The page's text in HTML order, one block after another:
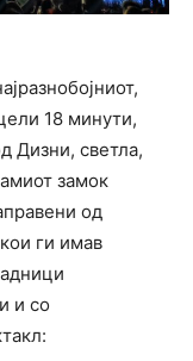
18 минути,
Дизни, светла,
замок
од
ги имав
и со